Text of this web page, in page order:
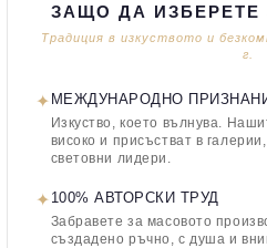
ЗАЩО ДА ИЗБЕРЕТЕ
Традиция в изкуството и
г.
✦ МЕЖДУНАРОДНО
Изкуство, което вълнува.
високо и присъстват в
световни лидери.
✦ 100% АВТОРСКИ ТРУД
Забравете за масовото
създадено ръчно, с душа и